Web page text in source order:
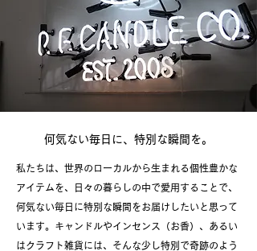
何気ない毎日に、特別な瞬間を。
私たちは、世界のローカルから生まれる個性豊かな
アイテムを、日々の暮らしの中で愛用することで、
何気ない毎日に特別な瞬間をお届けしたいと思って
います。キャンドルやインセンス（お香）、あるい
はクラフト雑貨には、そんな少し特別で奇跡のよう